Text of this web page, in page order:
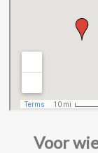
Voor